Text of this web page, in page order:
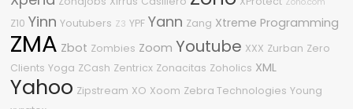
Z10 Yinn Youtubers Z3 YPF Yann Zang Xtreme Programming
ZMA Zbot Zombies Zoom Youtube XXX Zurban Zero
Clients Yoga ZCash Zentricx Zonacitas Zoholics XML
Yahoo Zipstream XO Xoom Zebra Technologies Young